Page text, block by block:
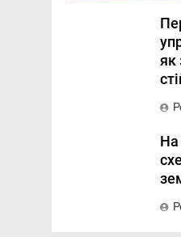
як
На